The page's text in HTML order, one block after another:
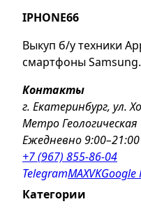
IPHONE66
Выкуп б/у техники
смартфоны Samsung.
Контакты
г. Екатеринбург, ул.
Метро Геологическая
Ежедневно 9:00–21:00
+7 (967) 855-86-04
TelegramMAXVK
Категории